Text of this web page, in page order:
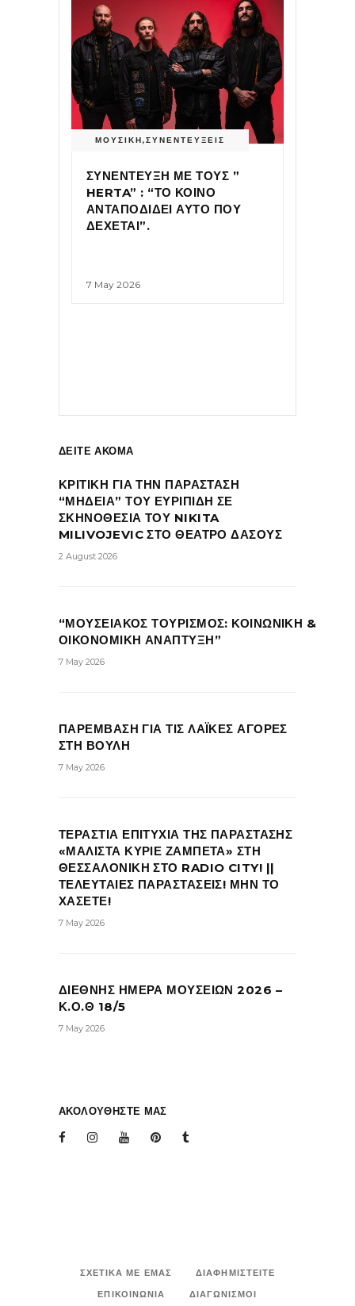
ΜΟΥΣΙΚΗ,ΣΥΝΕΝΤΕΥΞΕΙΣ
ΣΥΝΕΝΤΕΥΞΗ ΜΕ ΤΟΥΣ ”
HERTA” : “ΤΟ ΚΟΙΝΟ
ΑΝΤΑΠΟΔΙΔΕΙ ΑΥΤΟ ΠΟΥ
ΔΕΧΕΤΑΙ”.
7 May 2026
ΔΕΙΤΕ ΑΚΟΜΑ
ΚΡΙΤΙΚΗ ΓΙΑ ΤΗΝ ΠΑΡΑΣΤΑΣΗ
“ΜΗΔΕΙΑ” ΤΟΥ ΕΥΡΙΠΙΔΗ ΣΕ
ΣΚΗΝΟΘΕΣΙΑ ΤΟΥ NIKITA
MILIVOJEVIC ΣΤΟ ΘΕΑΤΡΟ ΔΑΣΟΥΣ
2 August 2026
“ΜΟΥΣΕΙΑΚΟΣ ΤΟΥΡΙΣΜΟΣ: ΚΟΙΝΩΝΙΚΗ &
ΟΙΚΟΝΟΜΙΚΗ ΑΝΑΠΤΥΞΗ”
7 May 2026
ΠΑΡΕΜΒΑΣΗ ΓΙΑ ΤΙΣ ΛΑΪΚΕΣ ΑΓΟΡΕΣ
ΣΤΗ ΒΟΥΛΗ
7 May 2026
ΤΕΡΑΣΤΙΑ ΕΠΙΤΥΧΙΑ ΤΗΣ ΠΑΡΑΣΤΑΣΗΣ
«ΜΑΛΙΣΤΑ ΚΥΡΙΕ ΖΑΜΠΕΤΑ» ΣΤΗ
ΘΕΣΣΑΛΟΝΙΚΗ ΣΤΟ RADIO CITY! ||
ΤΕΛΕΥΤΑΙΕΣ ΠΑΡΑΣΤΑΣΕΙΣ! ΜΗΝ ΤΟ
ΧΑΣΕΤΕ!
7 May 2026
ΔΙΕΘΝΗΣ ΗΜΕΡΑ ΜΟΥΣΕΙΩΝ 2026 –
Κ.Ο.Θ 18/5
7 May 2026
ΑΚΟΛΟΥΘΗΣΤΕ ΜΑΣ
ΣΧΕΤΙΚΑ ΜΕ ΕΜΑΣ
ΔΙΑΦΗΜΙΣΤΕΙΤΕ
ΕΠΙΚΟΙΝΩΝΙΑ
ΔΙΑΓΩΝΙΣΜΟΙ